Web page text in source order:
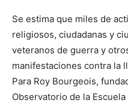
Se estima que miles de
religiosos, ciudadanas y
veteranos de guerra y
manifestaciones contra la
Para Roy Bourgeois,
Observatorio de la